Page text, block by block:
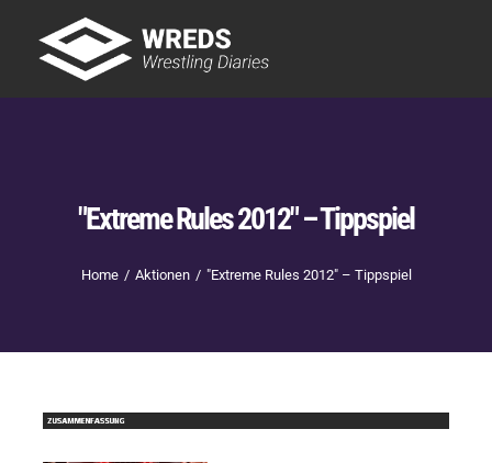
content
"Extreme Rules 2012" – Tippspiel
Home Aktionen "Extreme Rules 2012" – Tippspiel